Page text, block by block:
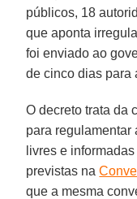
públicos, 18
que aponta
foi enviado ao
de cinco dias para
O decreto trata da
para regulamentar
livres e
previstas na
que a mesma